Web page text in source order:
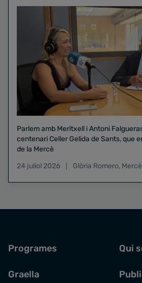
Parlem amb Meritxell i Antoni
centenari Celler Gelida de Sants, que enguany faran el pregó
de la Mercè
24 juliol 2026
Glòria Romero,
Programes
Graella
Qui